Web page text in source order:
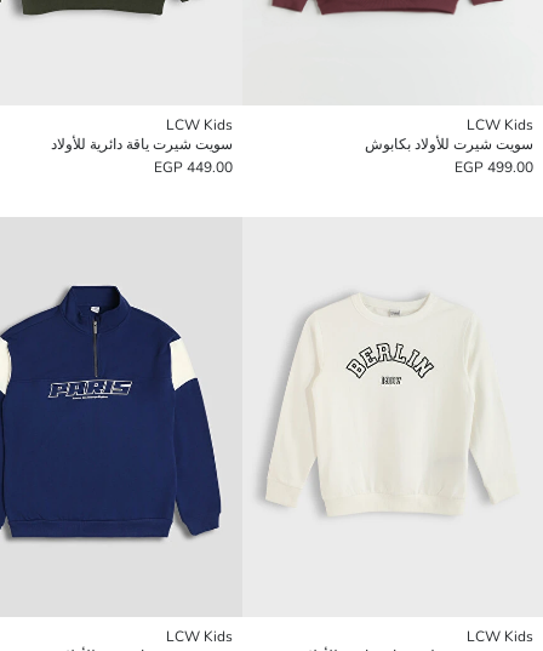
LCW Kids
سويت شيرت للأولاد بكابوش
499.00 EGP
LCW Kids
سويت شيرت ياقة دائرية للأولاد
449.00 EGP
LCW Kids
LCW Kids